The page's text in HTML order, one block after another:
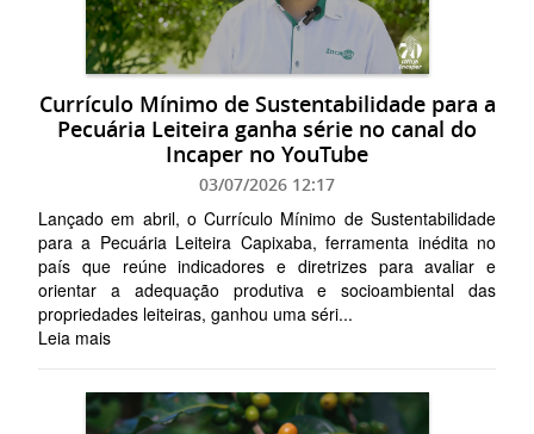
Currículo Mínimo de Sustentabilidade para a
Pecuária Leiteira ganha série no canal do
Incaper no YouTube
03/07/2026 12:17
Lançado em abril, o Currículo Mínimo de Sustentabilidade
para a Pecuária Leiteira Capixaba, ferramenta inédita no
país que reúne indicadores e diretrizes para avaliar e
orientar a adequação produtiva e socioambiental das
propriedades leiteiras, ganhou uma séri...
Leia mais